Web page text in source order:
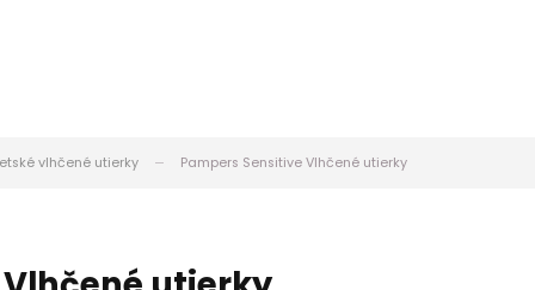
vlhčené utierky Pampers Sensitive Vlhčené utierky